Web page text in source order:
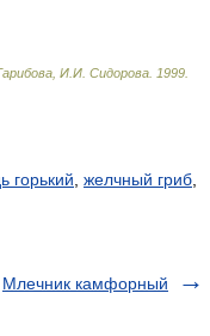
И.И. Сидорова 1999
горький желчный гриб
Млечник камфорный